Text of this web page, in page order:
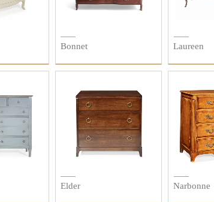
Bonnet Laureen
Elder Narbonne